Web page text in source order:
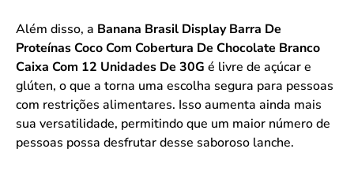
Além disso, a Banana Brasil Display Barra De
Proteínas Coco Com Cobertura De Chocolate Branco
Caixa Com 12 Unidades De 30G é livre de açúcar e
glúten, o que a torna uma escolha segura para pessoas
com restrições alimentares. Isso aumenta ainda mais
sua versatilidade, permitindo que um maior número de
pessoas possa desfrutar desse saboroso lanche.